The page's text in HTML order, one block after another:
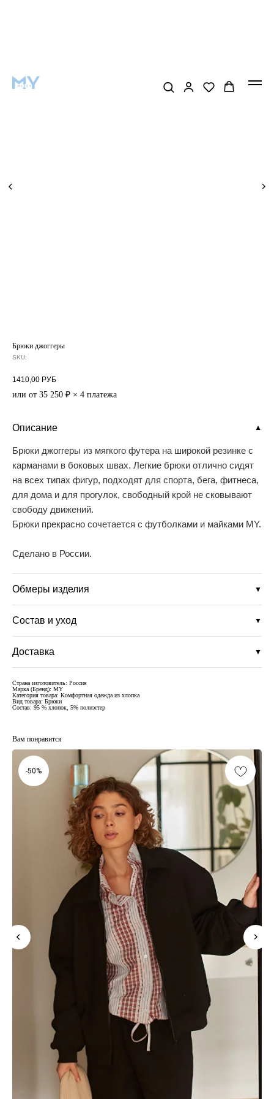
Брюки джоггеры
SKU:
1410,00 РУБ
или от 35 250 ₽ × 4 платежа
Описание ▼
Брюки джоггеры из мягкого футера на широкой резинке с
карманами в боковых швах. Легкие брюки отлично сидят
на всех типах фигур, подходят для спорта, бега, фитнеса,
для дома и для прогулок, свободный крой не сковывают
свободу движений.
Брюки прекрасно сочетается с футболками и майками MY.
Сделано в России.
Обмеры изделия ▼
Состав и уход ▼
Доставка ▼
Страна изготовитель: Россия
Марка (Бренд): MY
Категория товара: Комфортная одежда из хлопка
Вид товара: Брюки
Состав: 95 % хлопок, 5% полиэстер
Вам понравится
-50%
Подпишись на рассылку и узнавай о новинках
и скидках в числе первых
Покупателям Контакты
Нажимая «Подписаться», Вы даете
согласие на обработку персональных
в соответствии с политикой конфиденциальности
подписаться